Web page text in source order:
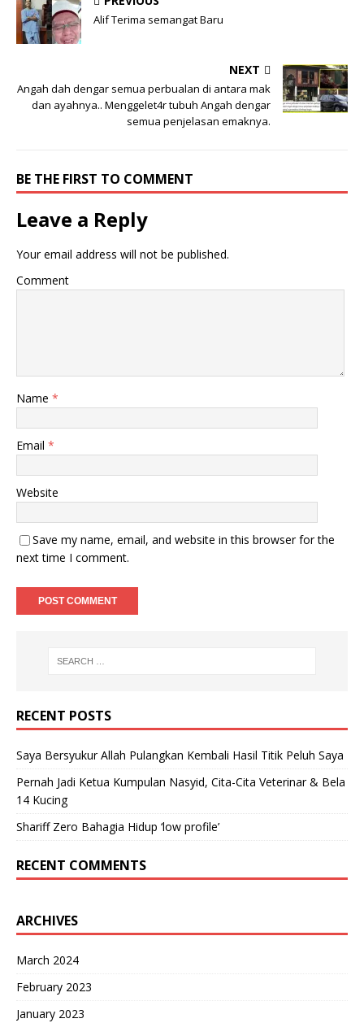
Alif Terima semangat Baru
NEXT
Angah dah dengar semua perbualan di antara mak
dan ayahnya.. Menggelet4r tubuh Angah dengar
semua penjelasan emaknya.
BE THE FIRST TO COMMENT
Leave a Reply
Your email address will not be published.
Comment
Name *
Email *
Website
Save my name, email, and website in this browser for the
next time I comment.
RECENT POSTS
Saya Bersyukur Allah Pulangkan Kembali Hasil Titik Peluh Saya
Pernah Jadi Ketua Kumpulan Nasyid, Cita-Cita Veterinar & Bela
14 Kucing
Shariff Zero Bahagia Hidup ‘low profile’
RECENT COMMENTS
ARCHIVES
March 2024
February 2023
January 2023